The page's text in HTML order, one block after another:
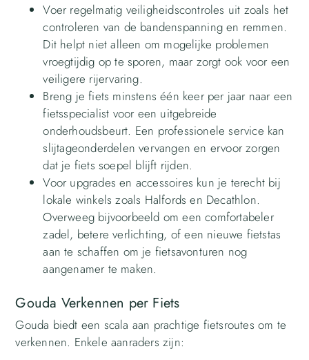
Voer regelmatig veiligheidscontroles uit zoals het
controleren van de bandenspanning en remmen.
Dit helpt niet alleen om mogelijke problemen
vroegtijdig op te sporen, maar zorgt ook voor een
veiligere rijervaring.
Breng je fiets minstens één keer per jaar naar een
fietsspecialist voor een uitgebreide
onderhoudsbeurt. Een professionele service kan
slijtageonderdelen vervangen en ervoor zorgen
dat je fiets soepel blijft rijden.
Voor upgrades en accessoires kun je terecht bij
lokale winkels zoals Halfords en Decathlon.
Overweeg bijvoorbeeld om een comfortabeler
zadel, betere verlichting, of een nieuwe fietstas
aan te schaffen om je fietsavonturen nog
aangenamer te maken.
Gouda Verkennen per Fiets
Gouda biedt een scala aan prachtige fietsroutes om te
verkennen. Enkele aanraders zijn: